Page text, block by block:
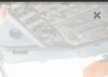
学员登录
755-88820630